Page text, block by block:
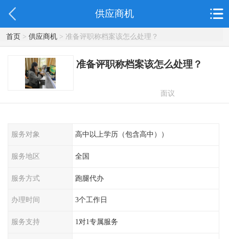
供应商机
首页> 供应商机> 准备评职称档案该怎么处理？
准备评职称档案该怎么处理？
面议
服务对象 高中以上学历（包含高中））
服务地区 全国
服务方式 跑腿代办
办理时间 3个工作日
服务支持 1对1专属服务